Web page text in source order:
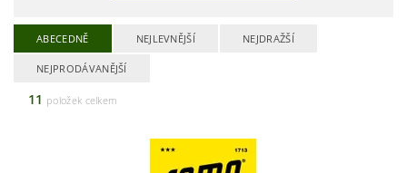
ABECEDNĚ NEJLEVNĚJŠÍ NEJDRAŽŠÍ
NEJPRODÁVANĚJŠÍ
11 položek celkem